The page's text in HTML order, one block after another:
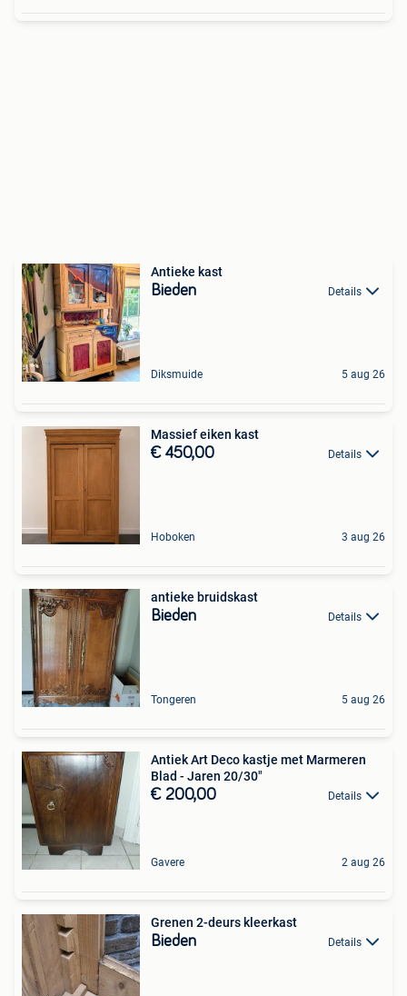
Antieke kast
Bieden Details
Diksmuide 5 aug 26
Massief eiken kast
€ 450,00 Details
Hoboken 3 aug 26
antieke bruidskast
Bieden Details
Tongeren 5 aug 26
Antiek Art Deco kastje met Marmeren
Blad - Jaren 20/30"
€ 200,00 Details
Gavere 2 aug 26
Grenen 2-deurs kleerkast
Bieden Details